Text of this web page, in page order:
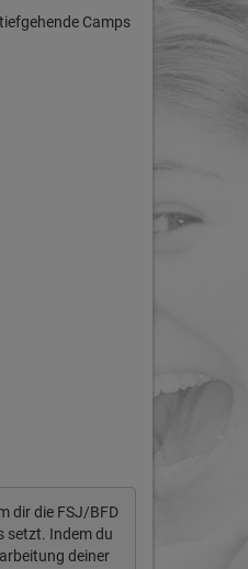
Camps
dir die FSJ/BFD
setzt. Indem du
deiner